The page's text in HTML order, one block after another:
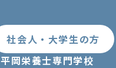
社会人・大学生の方
平岡栄養士専門学校